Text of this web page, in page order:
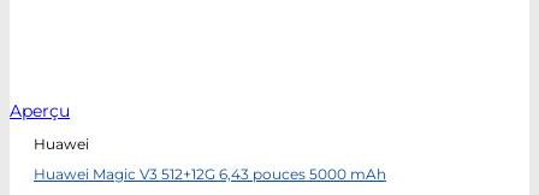
Aperçu
Huawei
Huawei Magic V3 512+12G 6,43 pouces 5000 mAh